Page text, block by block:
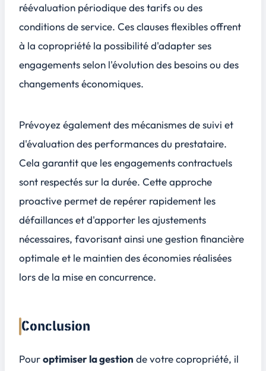
réévaluation périodique des tarifs ou des
conditions de service. Ces clauses flexibles offrent
à la copropriété la possibilité d'adapter ses
engagements selon l'évolution des besoins ou des
changements économiques.
Prévoyez également des mécanismes de suivi et
d'évaluation des performances du prestataire.
Cela garantit que les engagements contractuels
sont respectés sur la durée. Cette approche
proactive permet de repérer rapidement les
défaillances et d'apporter les ajustements
nécessaires, favorisant ainsi une gestion financière
optimale et le maintien des économies réalisées
lors de la mise en concurrence.
Conclusion
Pouroptimiser la gestion de votre copropriété, il